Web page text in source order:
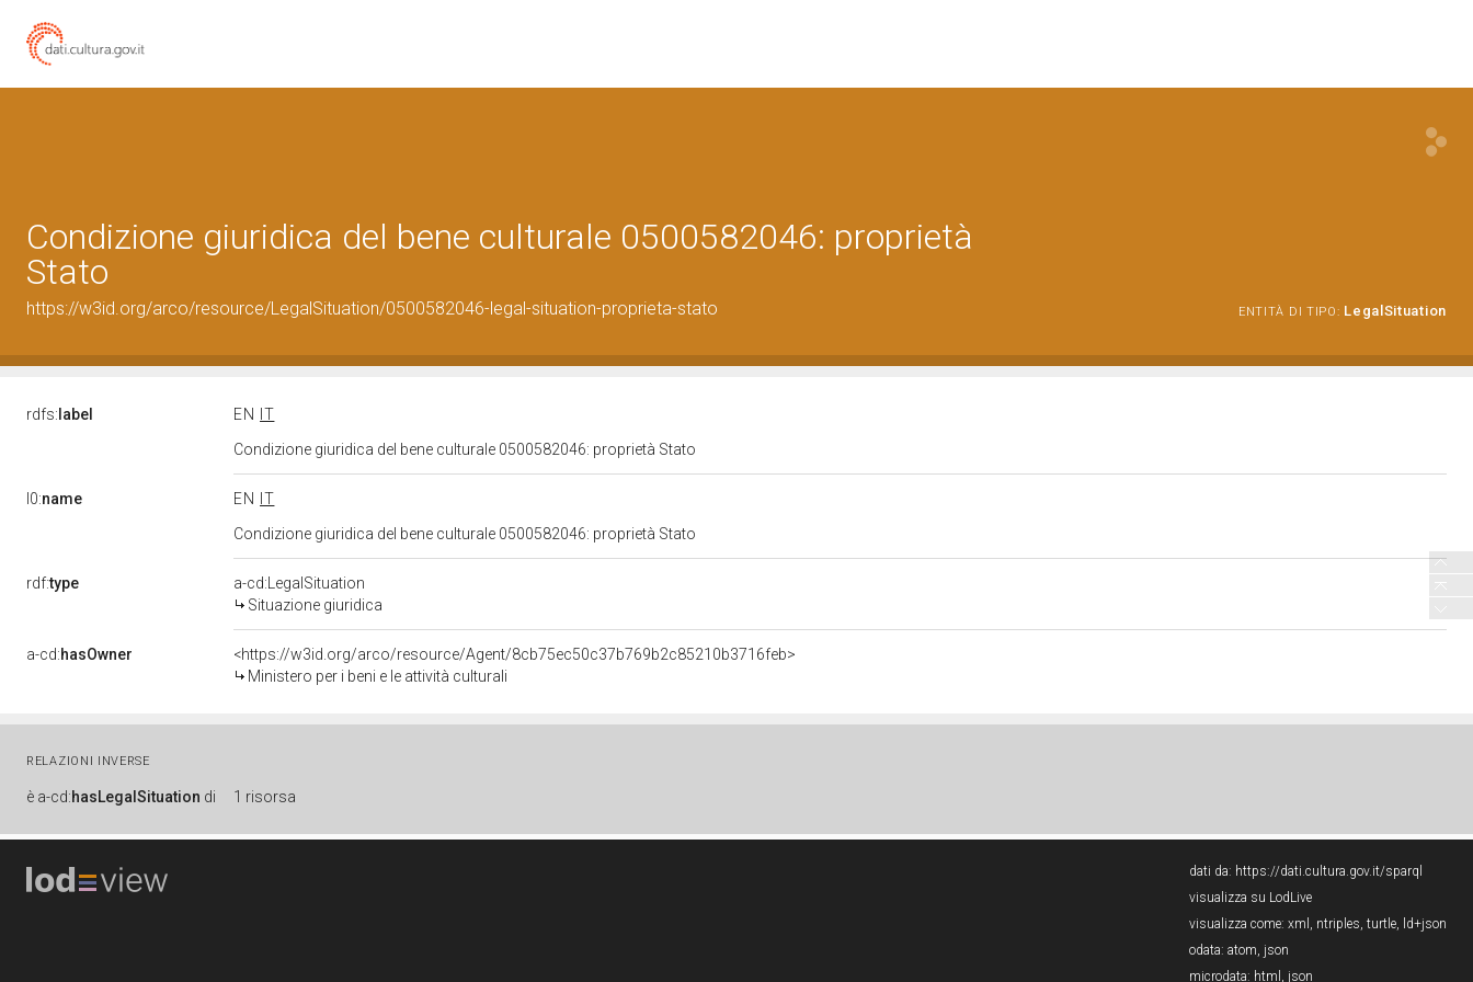
Condizione giuridica del bene culturale 0500582046: proprietà
Stato
https://w3id.org/arco/resource/LegalSituation/0500582046-legal-situation-proprieta-stato ENTITÀ DI TIPO: LegalSituation
rdfs: label EN
IT
Condizione giuridica del bene culturale 0500582046: proprietà Stato
l0:name EN
IT
Condizione giuridica del bene culturale 0500582046: proprietà Stato
rdf:type
a-cd:LegalSituation
Situazione giuridica
a-cd:hasOwner
<https://w3id.org/arco/resource/Agent/8cb75ec50c37b769b2c85210b3716feb>
Ministero per i beni e le attività culturali
RELAZIONI INVERSE
è a-cd:hasLegalSituation di 1 risorsa
dati da: https://dati.cultura.gov.it/sparql
visualizza su LodLive
visualizza come: xml , ntriples, turtle, ld+json
odata: atom, json
microdata: html , json